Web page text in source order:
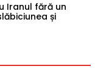
Iranul fără un
și